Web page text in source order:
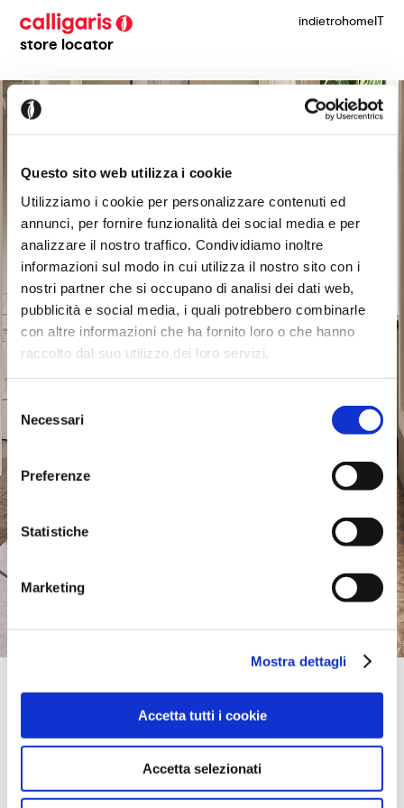
Questo sito web utilizza i cookie
Utilizziamo i cookie per personalizzare contenuti ed
annunci, per fornire funzionalità dei social media e per
analizzare il nostro traffico. Condividiamo inoltre
informazioni sul modo in cui utilizza il nostro sito con i
nostri partner che si occupano di analisi dei dati web,
pubblicità e social media, i quali potrebbero combinarle
con altre informazioni che ha fornito loro o che hanno
raccolto dal suo utilizzo dei loro servizi.
Selezione
del
consenso
Necessari
Preferenze
Statistiche
Marketing
Mostra dettagli
Accetta tutti i cookie
Accetta selezionati
store locator
indietrohomeIT
VIA IVREA, 55,
13900, BIELLA, BI, Italia
portami qui